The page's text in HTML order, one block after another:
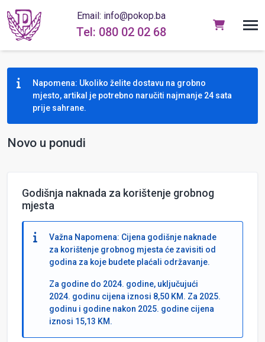
Email: info@pokop.ba
Tel: 080 02 02 68
Napomena: Ukoliko želite dostavu na grobno
mjesto, artikal je potrebno naručiti najmanje 24 sata
prije sahrane.
Novo u ponudi
Godišnja naknada za korištenje grobnog
mjesta
Važna Napomena: Cijena godišnje naknade
za korištenje grobnog mjesta će zavisiti od
godina za koje budete plaćali održavanje.
Za godine do 2024. godine, uključujući
2024. godinu cijena iznosi 8,50 KM. Za 2025.
godinu i godine nakon 2025. godine cijena
iznosi 15,13 KM.